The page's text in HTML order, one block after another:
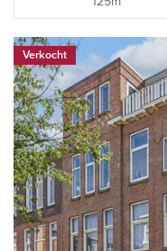
Verkocht